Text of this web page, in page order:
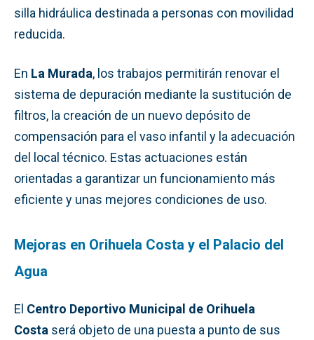
silla hidráulica destinada a personas con movilidad
reducida.
En La Murada, los trabajos permitirán renovar el
sistema de depuración mediante la sustitución de
filtros, la creación de un nuevo depósito de
compensación para el vaso infantil y la adecuación
del local técnico. Estas actuaciones están
orientadas a garantizar un funcionamiento más
eficiente y unas mejores condiciones de uso.
Mejoras en Orihuela Costa y el Palacio del
Agua
El Centro Deportivo Municipal de Orihuela
Costa será objeto de una puesta a punto de sus